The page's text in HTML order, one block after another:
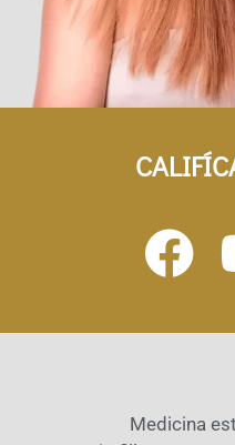
Medicina